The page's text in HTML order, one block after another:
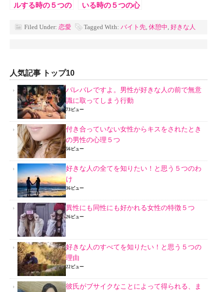
ルする時の５つの
いる時の５つの心
Filed Under: 恋愛 Tagged With: バイト先 休憩中 好きな人
人気記事 トップ10
バレバレですよ。男性が好きな人の前で無意
識に取ってしまう行動
73ビュー
付き合っていない女性からキスをされたとき
の男性の心理５つ
56ビュー
好きな人の全てを知りたい！と思う５つのわ
け
36ビュー
異性にも同性にも好かれる女性の特徴５つ
26ビュー
好きな人のすべてを知りたい！と思う５つの
理由
22ビュー
彼氏がブサイクなことによって得られる、ま